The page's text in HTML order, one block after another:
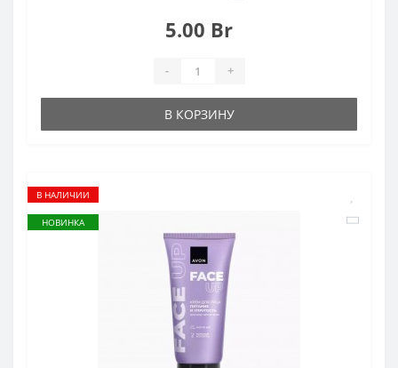
5.00 Br
- +
В КОРЗИНУ
В НАЛИЧИИ
НОВИНКА